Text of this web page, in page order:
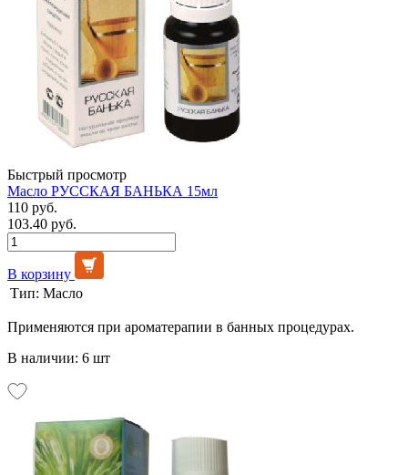
Быстрый просмотр
Масло РУССКАЯ БАНЬКА 15мл
110 руб.
103.40 руб.
В корзину
Тип: Масло
Применяются при ароматерапии в банных процедурах.
В наличии: 6 шт